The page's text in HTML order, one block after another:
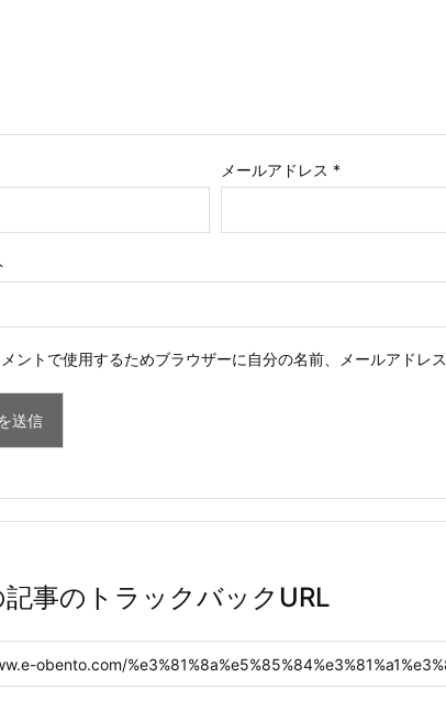
メールアドレス *
ントで使用するためブラウザーに自分の名前、メールアドレ
記事のトラックバックURL